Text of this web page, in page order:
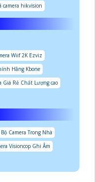
camera hikvision
Wiif 2K Ezviz
Hãng Kbone
Giá Rẻ Chất Lượng cao
Bộ Camera Trong Nhà
Visioncop Ghi Âm